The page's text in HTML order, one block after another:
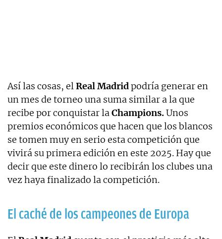
Así las cosas, elReal Madridpodría generar en
un mes de torneo una suma similar a la que
recibe por conquistar laChampions.Unos
premios económicos que hacen que los blancos
se tomen muy en serio esta competición que
vivirá su primera edición en este 2025. Hay que
decir que este dinero lo recibirán los clubes una
vez haya finalizado la competición.
El caché de los campeones de Europa